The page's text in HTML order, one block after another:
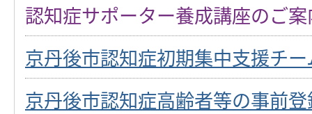
認知症サポーター養成講座のご
京丹後市認知症初期集中支援チ
京丹後市認知症高齢者等の事前